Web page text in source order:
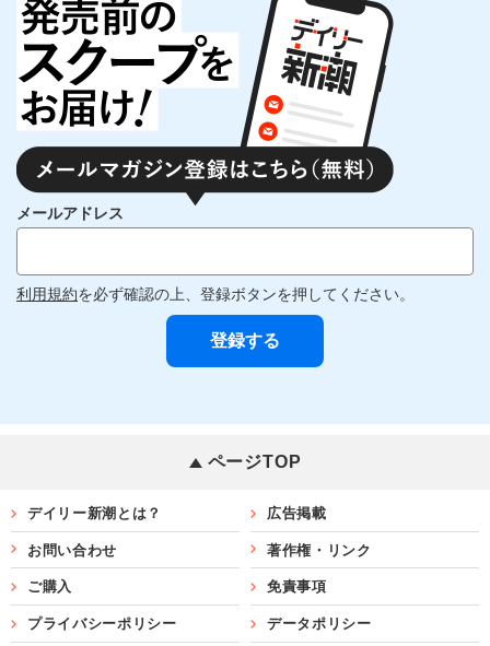
メールアドレス
利用規約を必ず確認の上、登録ボタンを押してください。
ページTOP
デイリー新潮とは？ 広告掲載
お問い合わせ 著作権・リンク
ご購入 免責事項
プライバシーポリシー データポリシー